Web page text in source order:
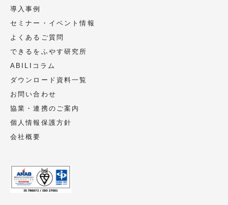
導入事例
セミナー・イベント情報
よくあるご質問
できるをふやす研究所
ABILIコラム
ダウンロード資料一覧
お問い合わせ
協業・連携のご案内
個人情報保護方針
会社概要